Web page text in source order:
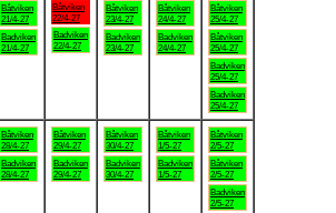
Båtviken
21/4-27
Badviken
21/4-27
Båtviken
22/4-27
Badviken
22/4-27
Båtviken
23/4-27
Badviken
23/4-27
Båtviken
24/4-27
Badviken
24/4-27
Båtviken
25/4-27
Båtviken
25/4-27
Badviken
25/4-27
Badviken
25/4-27
Båtviken
28/4-27
Badviken
28/4-27
Båtviken
29/4-27
Badviken
29/4-27
Båtviken
30/4-27
Badviken
30/4-27
Båtviken
1/5-27
Badviken
1/5-27
Båtviken
2/5-27
Båtviken
2/5-27
Badviken
2/5-27